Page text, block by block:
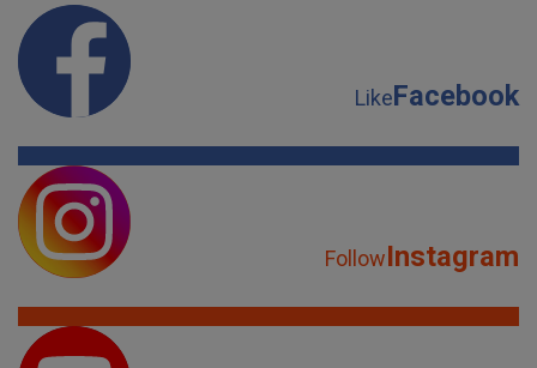
LikeFacebook
FollowInstagram